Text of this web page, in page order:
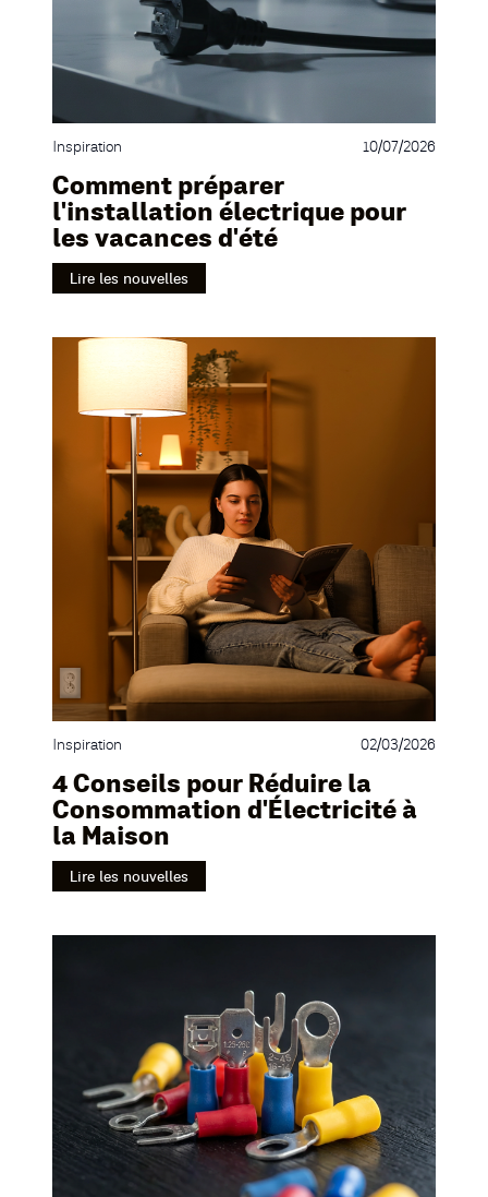
Inspiration 10/07/2026
Comment préparer
l'installation électrique pour
les vacances d'été
Lire les nouvelles
Inspiration 02/03/2026
4 Conseils pour Réduire la
Consommation d'Électricité à
la Maison
Lire les nouvelles